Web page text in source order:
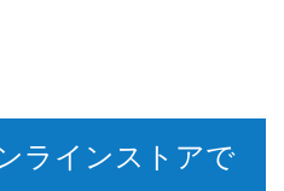
ラインストアで